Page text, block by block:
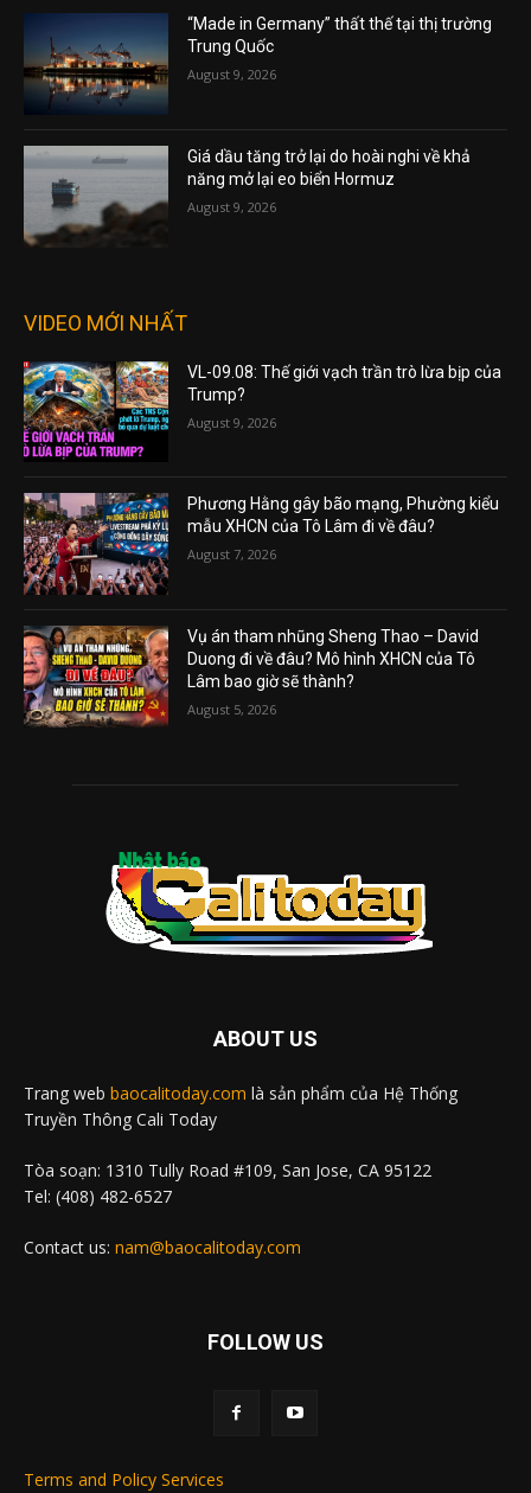
“Made in Germany” thất thế tại thị trường
Trung Quốc
August 9, 2026
Giá dầu tăng trở lại do hoài nghi về khả
năng mở lại eo biển Hormuz
August 9, 2026
VIDEO MỚI NHẤT
VL-09.08: Thế giới vạch trần trò lừa bịp của
Trump?
August 9, 2026
Phương Hằng gây bão mạng, Phường kiểu
mẫu XHCN của Tô Lâm đi về đâu?
August 7, 2026
Vụ án tham nhũng Sheng Thao – David
Duong đi về đâu? Mô hình XHCN của Tô
Lâm bao giờ sẽ thành?
August 5, 2026
ABOUT US
Trang web baocalitoday.com là sản phẩm của Hệ Thống
Truyền Thông Cali Today
Tòa soạn: 1310 Tully Road #109, San Jose, CA 95122
Tel: (408) 482-6527
Contact us: nam@baocalitoday.com
FOLLOW US
Terms and Policy Services